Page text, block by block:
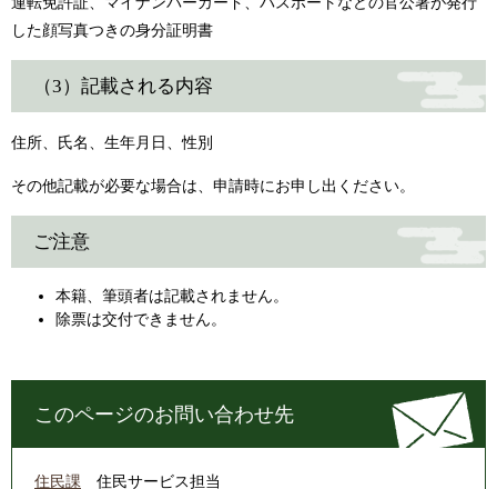
した顔写真つきの身分証明書
（3）記載される内容
住所、氏名、生年月日、性別
その他記載が必要な場合は、申請時にお申し出ください。
ご注意
本籍、筆頭者は記載されません。
除票は交付できません。
このページのお問い合わせ先
住民課
住民サービス担当